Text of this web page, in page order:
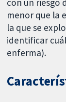
con un riesgo
menor que la
la que se
identificar
enferma).